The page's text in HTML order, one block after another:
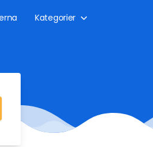
Kategorier